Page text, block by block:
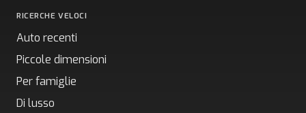
RICERCHE VELOCI
Auto recenti
Piccole dimensioni
Per famiglie
Di lusso